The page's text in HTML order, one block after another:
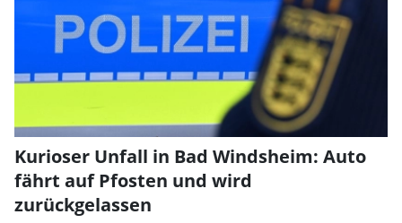
Kurioser Unfall in Bad Windsheim: Auto
fährt auf Pfosten und wird
zurückgelassen